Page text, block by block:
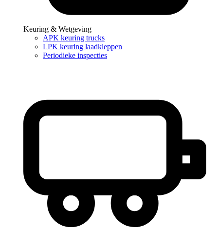
Keuring & Wetgeving
APK keuring trucks
LPK keuring laadkleppen
Periodieke inspecties